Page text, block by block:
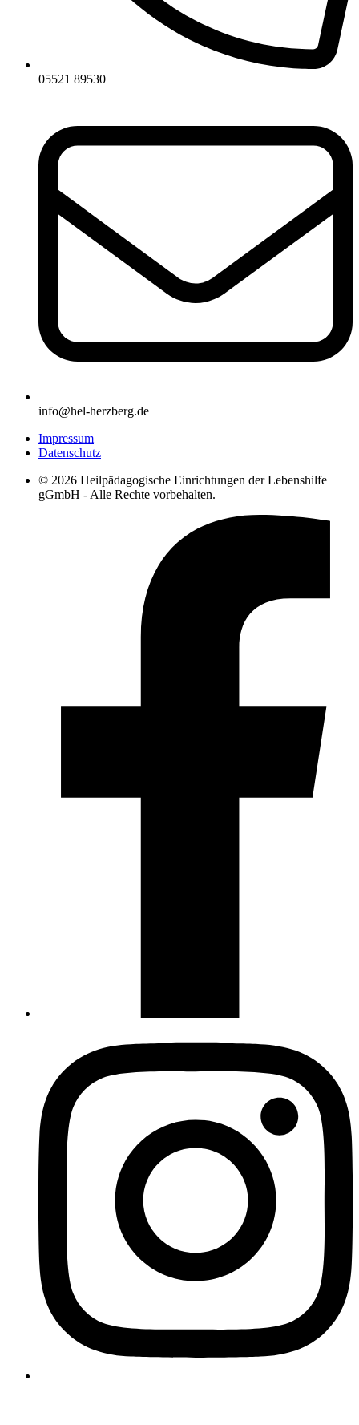
05521 89530
ed.grebzreh-leh
@ofni
Impressum
Datenschutz
© 2026 Heilpädagogische Einrichtungen der Lebenshilfe
gGmbH - Alle Rechte vorbehalten.